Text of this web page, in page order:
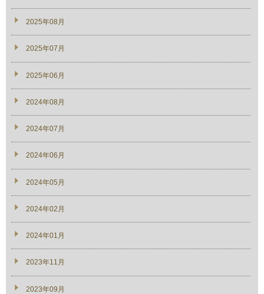
2025年08月
2025年07月
2025年06月
2024年08月
2024年07月
2024年06月
2024年05月
2024年02月
2024年01月
2023年11月
2023年09月